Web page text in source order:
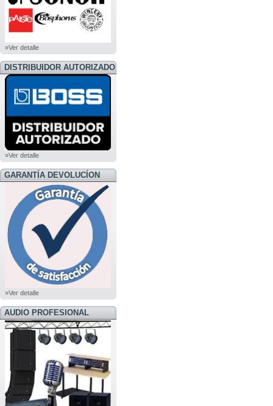
»Ver detalle
DISTRIBUIDOR AUTORIZADO
BOSS
»Ver detalle
GARANTÍA DEVOLUCÍON
»Ver detalle
AUDIO PROFESIONAL